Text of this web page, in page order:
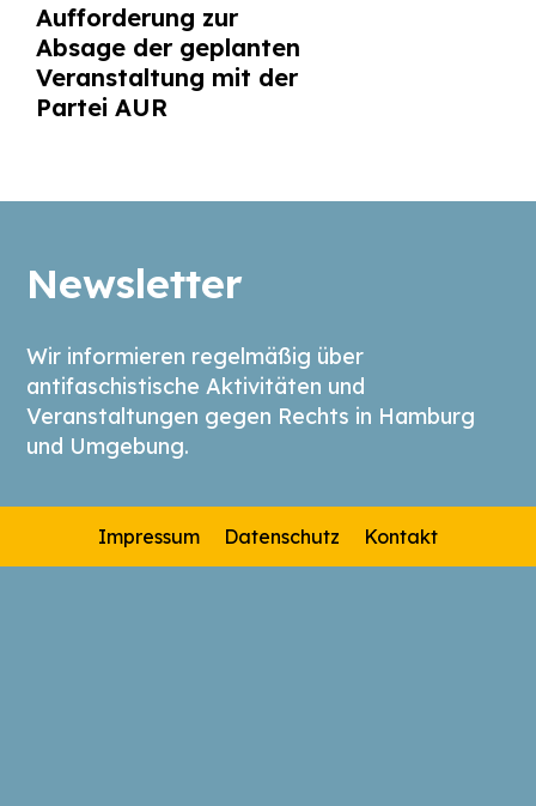
Aufforderung zur
Absage der geplanten
Veranstaltung mit der
Partei AUR
Newsletter
Wir informieren regelmäßig über
antifaschistische Aktivitäten und
Veranstaltungen gegen Rechts in Hamburg
und Umgebung.
Impressum Datenschutz Kontakt